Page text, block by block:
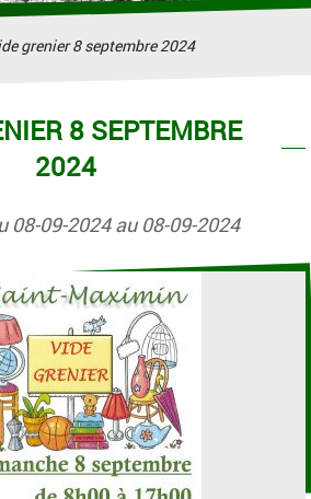
grenier 8 septembre 2024
8 SEPTEMBRE
2024
08-09-2024 au 08-09-2024